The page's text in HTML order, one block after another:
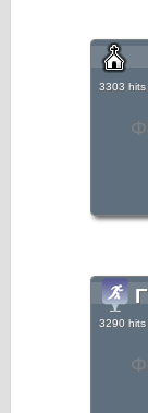
3303 hits
3290 hits